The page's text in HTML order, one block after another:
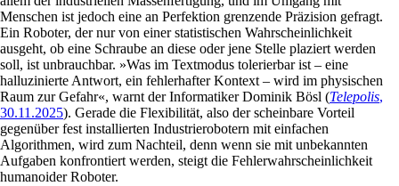
Menschen ist jedoch eine an Perfektion grenzende Präzision gefragt.
Ein Roboter, der nur von einer statistischen Wahrscheinlichkeit
ausgeht, ob eine Schraube an diese oder jene Stelle plaziert werden
soll, ist unbrauchbar. »Was im Textmodus tolerierbar ist – eine
halluzinierte Antwort, ein fehlerhafter Kontext – wird im physischen
Raum zur Gefahr«, warnt der Informatiker Dominik Bösl (Telepolis,
30.11.2025). Gerade die Flexibilität, also der scheinbare Vorteil
gegenüber fest installierten Industrierobotern mit einfachen
Algorithmen, wird zum Nachteil, denn wenn sie mit unbekannten
Aufgaben konfrontiert werden, steigt die Fehlerwahrscheinlichkeit
humanoider Roboter.